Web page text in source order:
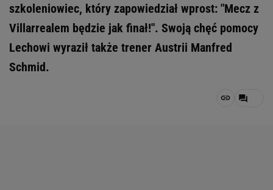
szkoleniowiec, który zapowiedział wprost: "Mecz z
Villarrealem będzie jak finał!". Swoją chęć pomocy
Lechowi wyraził także trener Austrii Manfred
Schmid.